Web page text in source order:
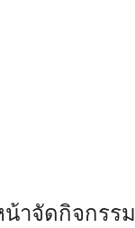
น้าจัดกิจกรร